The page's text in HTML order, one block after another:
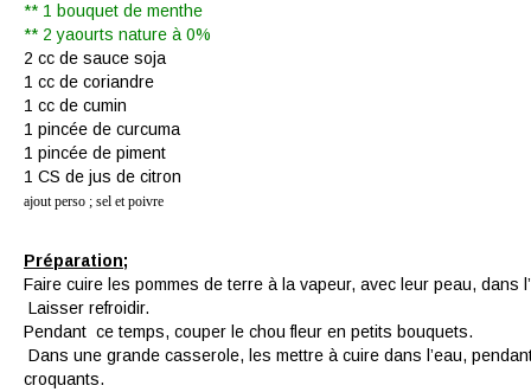
** 1 bouquet de menthe
** 2 yaourts nature à 0%
2 cc de sauce soja
1 cc de coriandre
1 cc de cumin
1 pincée de curcuma
1 pincée de piment
1 CS de jus de citron
ajout perso ; sel et poivre
Préparation;
Faire cuire les pommes de terre à la vapeur, avec leur peau, dans
Laisser refroidir.
Pendant ce temps, couper le chou fleur en petits bouquets.
Dans une grande casserole, les mettre à cuire dans l’eau,
croquants.